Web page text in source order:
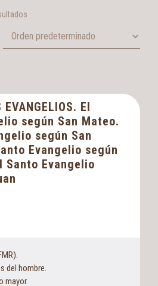
EVANGELIOS. El
según San Mateo.
según San
Evangelio según
Santo Evangelio
del hombre.
mayor.